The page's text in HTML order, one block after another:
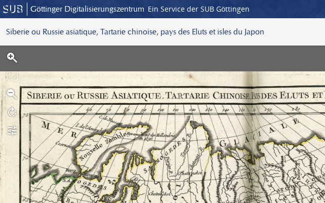
Göttinger Digitalisierungszentrum Ein Service der SUB Göttingen
Siberie ou Russie asiatique, Tartarie chinoise, pays des Eluts et isles du Japon
a
n